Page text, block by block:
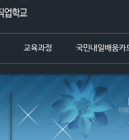
교육과정 국민내일배움카